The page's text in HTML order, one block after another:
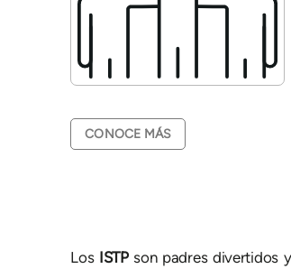
CONOCE MÁS
Los ISTP son padres divertidos